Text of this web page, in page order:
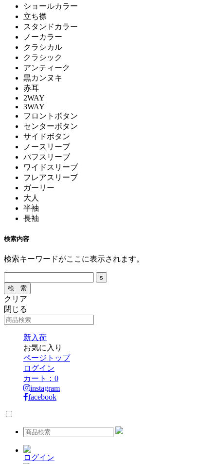
ショールカラー
立ち襟
スタンドカラー
ノーカラー
クラシカル
クラシック
アンティーク
黒カンヌキ
赤耳
2WAY
3WAY
フロントボタン
センターボタン
サイドボタン
ノースリーブ
パフスリーブ
ワイドスリーブ
フレアスリーブ
ガーリー
大人
半袖
長袖
検索内容
検索キーワードがここに表示されます。
クリア
閉じる
新入荷
お気に入り
ページトップ
ログイン
カート： 0
instagram
facebook
ログイン